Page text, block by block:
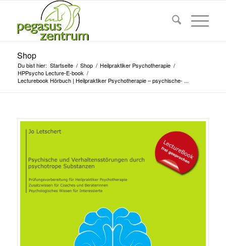
Shop
Du bist hier: Startseite / Shop / Heilpraktiker Psychotherapie /
HPPsycho Lecture-E-book /
Lecturebook Hörbuch | Heilpraktiker Psychotherapie – psychische- ...